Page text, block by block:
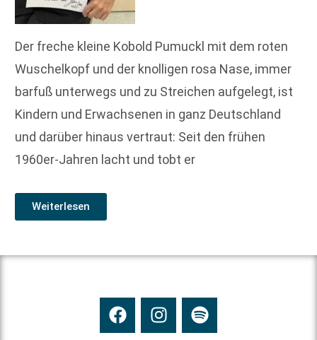
Der freche kleine Kobold Pumuckl mit dem roten
Wuschelkopf und der knolligen rosa Nase, immer
barfuß unterwegs und zu Streichen aufgelegt, ist
Kindern und Erwachsenen in ganz Deutschland
und darüber hinaus vertraut: Seit den frühen
1960er-Jahren lacht und tobt er
Weiterlesen